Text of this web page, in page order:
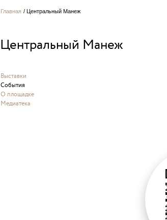
Главная / Центральный Манеж
Центральный Манеж
Выставки
События
О площадке
Медиатека